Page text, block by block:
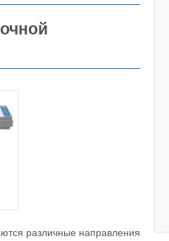
различные направления